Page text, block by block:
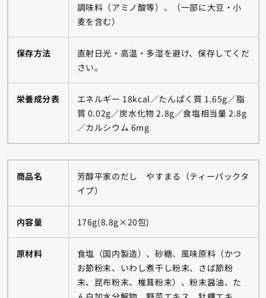
調味料（アミノ酸等）、（一部に大豆・小
麦を含む）
保存方法
直射日光・高温・多湿を避け、保存してくだ
さい。
栄養成分表
エネルギー 18kcal／たんぱく質 1.65g／脂
質 0.02g／炭水化物 2.8g／食塩相当量 2.8g
／カルシウム 6mg
商品名
芳醇平家のだし やすまる（ティーパックタ
イプ）
内容量 176g(8.8g×20包)
原材料
食塩（国内製造）、砂糖、風味原料（かつ
お節粉末、いわし煮干し粉末、さば節粉
末、昆布粉末、椎茸粉末）、粉末醤油、た